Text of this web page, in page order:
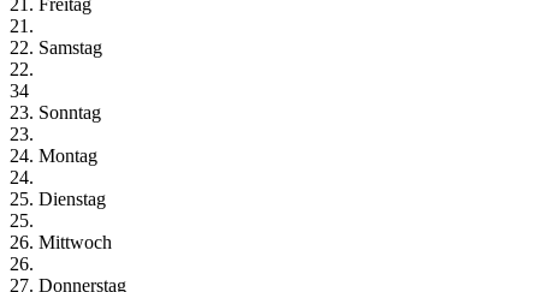
21.
22. Samstag
22.
34
23. Sonntag
23.
24. Montag
24.
25. Dienstag
25.
26. Mittwoch
26.
27. Donnerstag